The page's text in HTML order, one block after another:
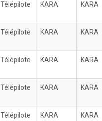
Télépilote KARA KARA
Télépilote KARA KARA
Télépilote KARA KARA
Télépilote KARA KARA
Télépilote KARA KARA